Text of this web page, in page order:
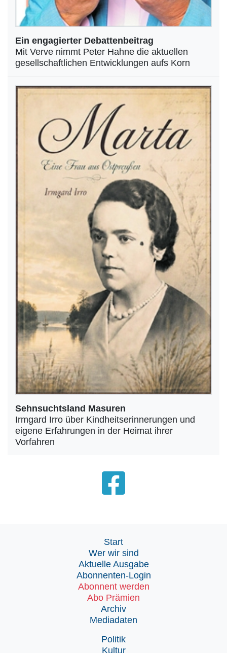
Ein engagierter Debattenbeitrag
Mit Verve nimmt Peter Hahne die aktuellen
gesellschaftlichen Entwicklungen aufs Korn
Sehnsuchtsland Masuren
Irmgard Irro über Kindheitserinnerungen und
eigene Erfahrungen in der Heimat ihrer
Vorfahren
Start
Wer wir sind
Aktuelle Ausgabe
Abonnenten-Login
Abonnent werden
Abo Prämien
Archiv
Mediadaten
Politik
Kultur